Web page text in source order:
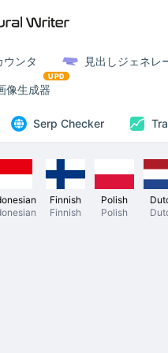
ウンタ 見出しジェネレ
像生成器
UPD
Serp Checker
Finnish
Finnish
Polish
Polish